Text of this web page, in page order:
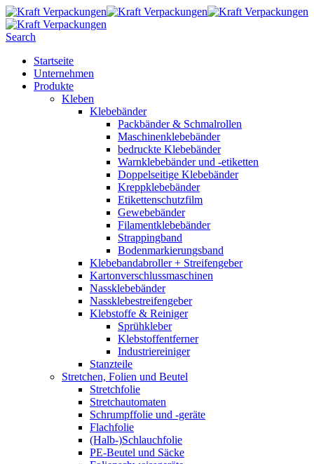
Search
Startseite
Unternehmen
Produkte
Kleben
Klebebänder
Packbänder & Schmalrollen
Maschinenklebebänder
bedruckte Klebebänder
Warnklebebänder und -etiketten
Doppelseitige Klebebänder
Kreppklebebänder
Etikettenschutzfilm
Gewebebänder
Filamentklebebänder
Strappingband
Bodenmarkierungsband
Klebebandabroller + Streifengeber
Kartonverschlussmaschinen
Nassklebebänder
Nassklebestreifengeber
Klebstoffe & Reiniger
Sprühkleber
Klebstoffentferner
Industriereiniger
Stanzteile
Stretchen, Folien und Beutel
Stretchfolie
Stretchautomaten
Schrumpffolie und -geräte
Flachfolie
(Halb-)Schlauchfolie
PE-Beutel und Säcke